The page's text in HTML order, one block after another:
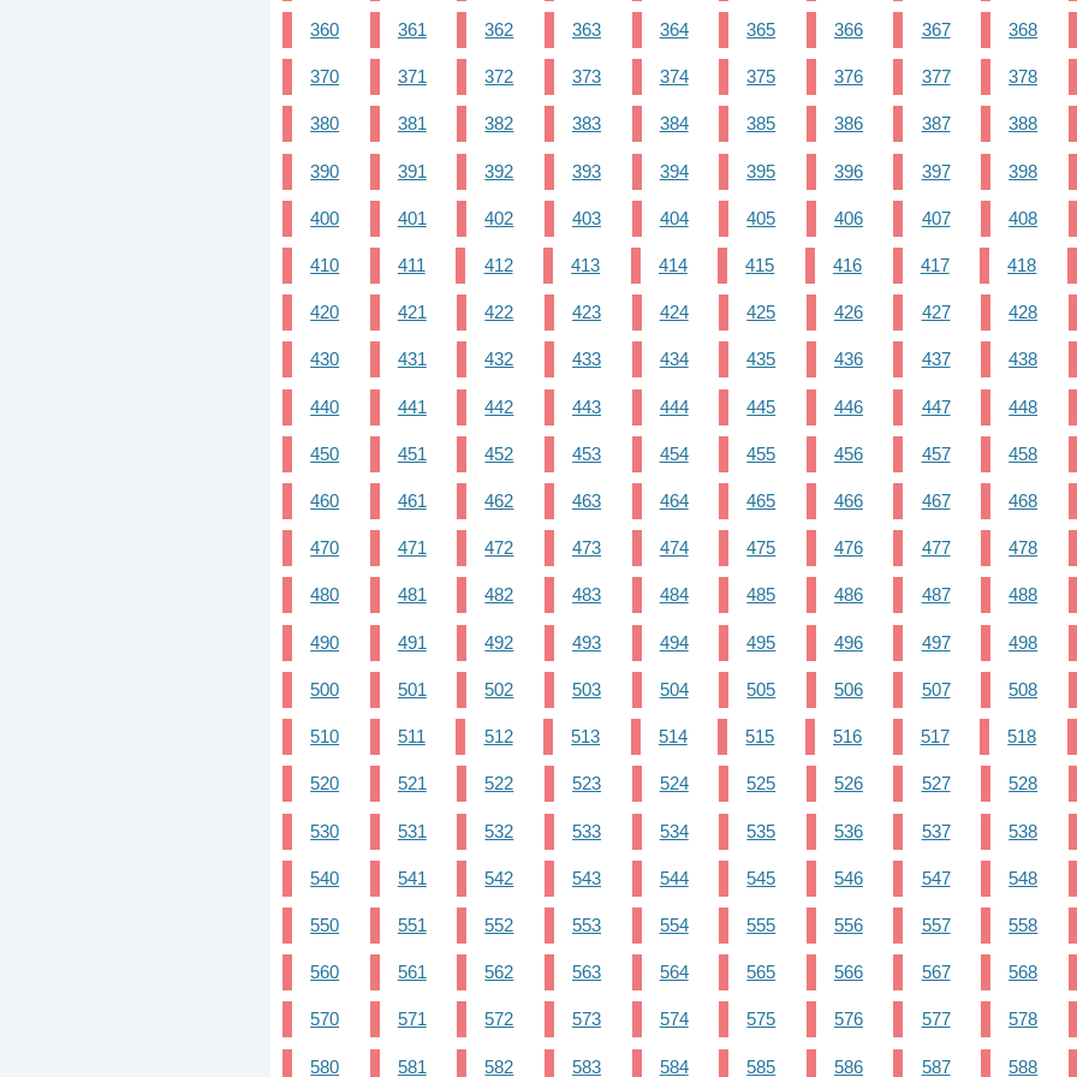
360 361 362 363 364 365 366 367 368
370 371 372 373 374 375 376 377 378
380 381 382 383 384 385 386 387 388
390 391 392 393 394 395 396 397 398
400 401 402 403 404 405 406 407 408
410 411 412 413 414 415 416 417 418
420 421 422 423 424 425 426 427 428
430 431 432 433 434 435 436 437 438
440 441 442 443 444 445 446 447 448
450 451 452 453 454 455 456 457 458
460 461 462 463 464 465 466 467 468
470 471 472 473 474 475 476 477 478
480 481 482 483 484 485 486 487 488
490 491 492 493 494 495 496 497 498
500 501 502 503 504 505 506 507 508
510 511 512 513 514 515 516 517 518
520 521 522 523 524 525 526 527 528
530 531 532 533 534 535 536 537 538
540 541 542 543 544 545 546 547 548
550 551 552 553 554 555 556 557 558
560 561 562 563 564 565 566 567 568
570 571 572 573 574 575 576 577 578
580 581 582 583 584 585 586 587 588